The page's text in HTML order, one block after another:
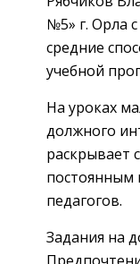
№5» г. Орла
средние
учебной
На уроках
должного
раскрывает
постоянным
педагогов.
Задания на